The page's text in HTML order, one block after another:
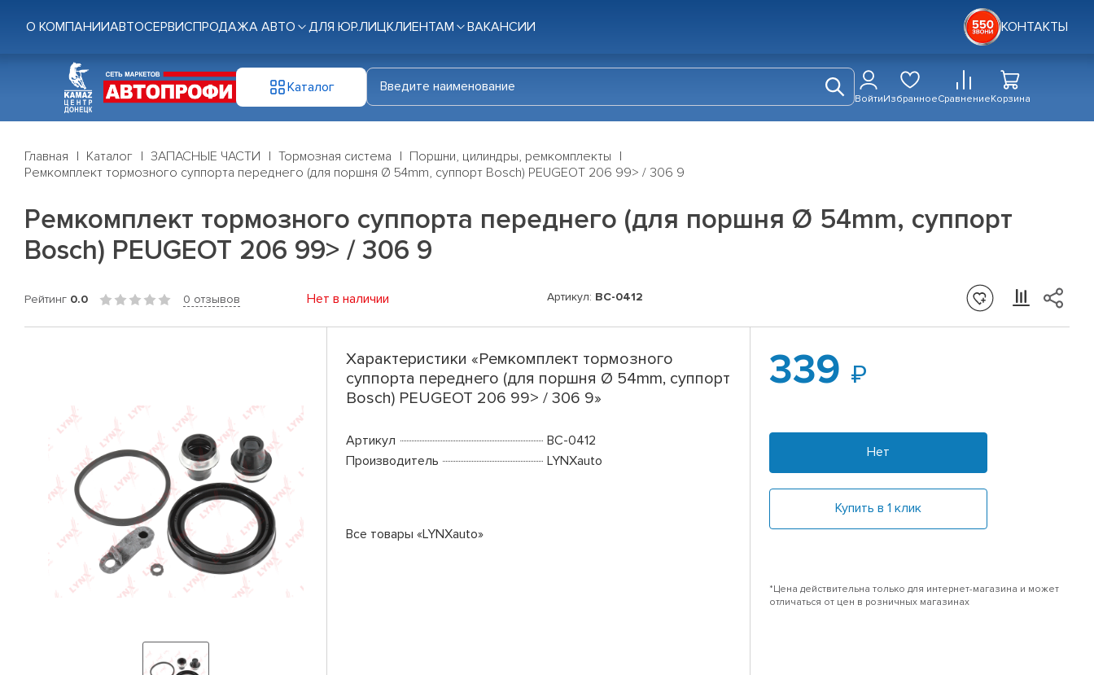
О КОМПАНИИАВТОСЕРВИСПРОДАЖА АВТО ДЛЯ ЮР.ЛИЦКЛИЕНТАМ ВАКАНСИИ КОНТАКТЫ
Каталог
ВойтиИзбранноеСравнениеКорзина
Главная Каталог ЗАПАСНЫЕ ЧАСТИ Тормозная система
Поршни, цилиндры, ремкомплекты
Ремкомплект тормозного суппорта переднего (для поршня Ø 54mm, суппорт Bosch) PEUGEOT 206 99> / 306 9
Ремкомплект тормозного суппорта переднего (для поршня Ø 54mm, суппорт
Bosch) PEUGEOT 206 99> / 306 9
Рейтинг 0.0 0 отзывов Нет в наличии Артикул: BC-0412
Характеристики «Ремкомплект тормозного
суппорта переднего (для поршня Ø 54mm, суппорт
Bosch) PEUGEOT 206 99> / 306 9»
Артикул
BC-0412
Производитель
LYNXauto
Все товары «LYNXauto»
339
Нет
Купить в 1 клик
*Цена действительна только для интернет-магазина и может
отличаться от цен в розничных магазинах